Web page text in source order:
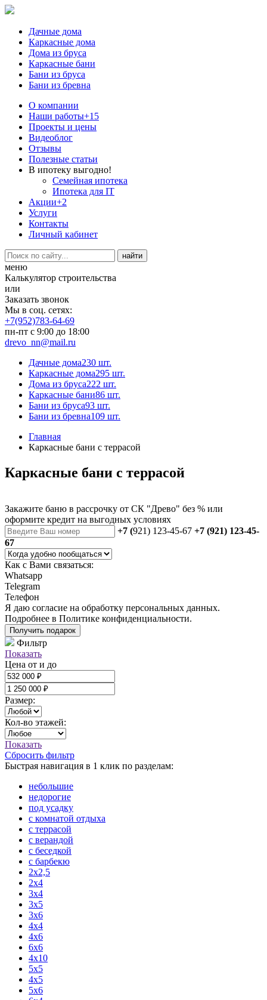
Дачные дома
Каркасные дома
Дома из бруса
Каркасные бани
Бани из бруса
Бани из бревна
О компании
Наши работы+15
Проекты и цены
Видеоблог
Отзывы
Полезные статьи
В ипотеку выгодно!
Семейная ипотека
Ипотека для IT
Акции+2
Услуги
Контакты
Личный кабинет
меню
Калькулятор строительства
или
Заказать звонок
Мы в соц. сетях:
+7(952)783-64-69
пн-пт с 9:00 до 18:00
drevo_nn@mail.ru
Дачные дома230 шт.
Каркасные дома295 шт.
Дома из бруса222 шт.
Каркасные бани86 шт.
Бани из бруса93 шт.
Бани из бревна109 шт.
Главная
Каркасные бани с террасой
Каркасные бани с террасой
Закажите баню в рассрочку от СК "Древо" без % или
оформите кредит на выгодных условиях
+7 (921) 123-45-67 +7 (921) 123-45-
67
Как с Вами связаться:
Whatsapp
Telegram
Телефон
Я даю согласие на обработку персональных данных.
Подробнее в Политике конфиденциальности.
Получить подарок
Фильтр
Показать
Цена от и до
Размер:
Кол-во этажей:
Показать
Сбросить фильтр
Быстрая навигация в 1 клик по разделам:
небольшие
недорогие
под усадку
с комнатой отдыха
с террасой
с верандой
с беседкой
с барбекю
2x2,5
2x4
3x4
3x5
3x6
4x4
4x6
6x6
4x10
5x5
4x5
5x6